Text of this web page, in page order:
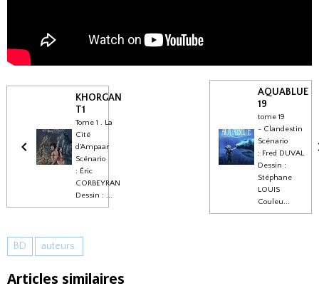
KHORGAN
T1
Tome 1 . La
Cité
d’Ampaar
Scénario
: Éric
CORBEYRAN
Dessin : ...
AQUABLUE
19
tome 19
- Clandestin
Scénario
: Fred DUVAL
Dessin :
Stéphane
LOUIS
Couleu...
BD auteurs.
Articles similaires